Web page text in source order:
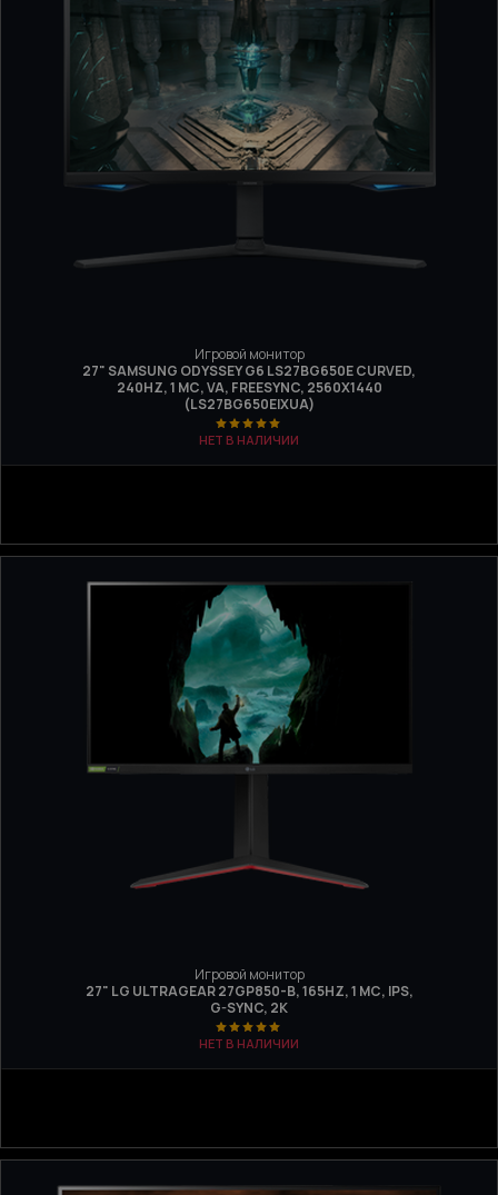
Игровой монитор
27" SAMSUNG ODYSSEY G6 LS27BG650E CURVED,
240HZ, 1 МС, VA, FREESYNC, 2560Х1440
(LS27BG650EIXUA)
НЕТ В НАЛИЧИИ
Игровой монитор
27" LG ULTRAGEAR 27GP850-B, 165HZ, 1 МС, IPS,
G-SYNC, 2K
НЕТ В НАЛИЧИИ